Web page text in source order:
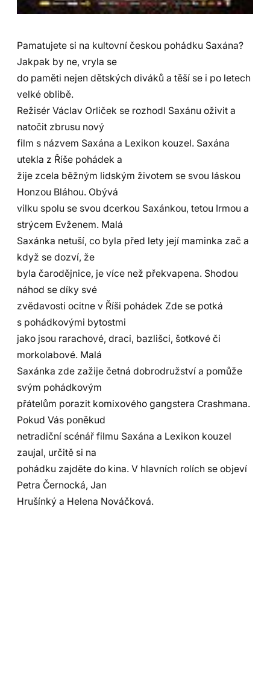
Pamatujete si na kultovní českou pohádku Saxána?
Jakpak by ne, vryla se
do paměti nejen dětských diváků a těší se i po letech
velké oblibě.
Režisér Václav Orliček se rozhodl Saxánu oživit a
natočit zbrusu nový
film s názvem Saxána a Lexikon kouzel. Saxána
utekla z Říše pohádek a
žije zcela běžným lidským životem se svou láskou
Honzou Bláhou. Obývá
vilku spolu se svou dcerkou Saxánkou, tetou Irmou a
strýcem Evženem. Malá
Saxánka netuší, co byla před lety její maminka zač a
když se dozví, že
byla čarodějnice, je více než překvapena. Shodou
náhod se díky své
zvědavosti ocitne v Říši pohádek Zde se potká
s pohádkovými bytostmi
jako jsou rarachové, draci, bazlišci, šotkové či
morkolabové. Malá
Saxánka zde zažije četná dobrodružství a pomůže
svým pohádkovým
přátelům porazit komixového gangstera Crashmana.
Pokud Vás poněkud
netradiční scénář filmu Saxána a Lexikon kouzel
zaujal, určitě si na
pohádku zajděte do kina. V hlavních rolích se objeví
Petra Černocká, Jan
Hrušínký a Helena Nováčková.